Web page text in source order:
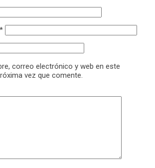
*
correo electrónico y web en este
vez que comente.